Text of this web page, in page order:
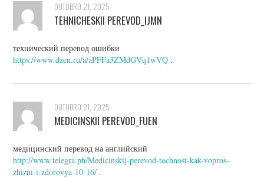
OUTUBRO 21, 2025
TEHNICHESKII PEREVOD_IJMN
технический перевод ошибки
https://www.dzen.ru/a/aPFFa3ZMdGVq1wVQ .
OUTUBRO 21, 2025
MEDICINSKII PEREVOD_FUEN
медицинский перевод на английский
http://www.telegra.ph/Medicinskij-perevod-tochnost-kak-vopros-
zhizni-i-zdorovya-10-16/ .